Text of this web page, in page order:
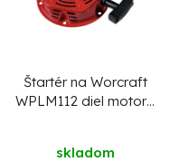
Štartér na Worcraft
WPLM112 diel motora
skladom